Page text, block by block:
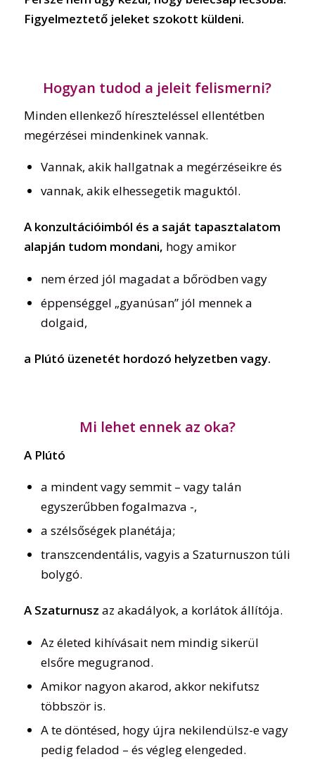
Figyelmeztető jeleket szokott küldeni.
Hogyan tudod a jeleit felismerni?
Minden ellenkező híreszteléssel ellentétben
megérzései mindenkinek vannak.
Vannak, akik hallgatnak a megérzéseikre és
vannak, akik elhessegetik maguktól.
A konzultációimból és a saját tapasztalatom
alapján tudom mondani, hogy amikor
nem érzed jól magadat a bőrödben vagy
éppenséggel „gyanúsan” jól mennek a
dolgaid,
a Plútó üzenetét hordozó helyzetben vagy.
Mi lehet ennek az oka?
A Plútó
a mindent vagy semmit – vagy talán
egyszerűbben fogalmazva -,
a szélsőségek planétája;
transzcendentális, vagyis a Szaturnuszon túli
bolygó.
A Szaturnusz az akadályok, a korlátok állítója.
Az életed kihívásait nem mindig sikerül
elsőre megugranod.
Amikor nagyon akarod, akkor nekifutsz
többször is.
A te döntésed, hogy újra nekilendülsz-e vagy
pedig feladod – és végleg elengeded.